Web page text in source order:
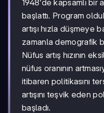
1948'de kapsamlı bir
başlattı. Program
artışı hızla düşmeye
zamanla demografik
Nüfus artış hızının
nüfus oranının
itibaren politikasını
artışını teşvik eden
başladı.